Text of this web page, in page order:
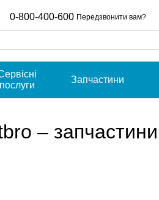
0-800-400-600 Передзвонити вам?
послуги
Запчастини
– запчастини